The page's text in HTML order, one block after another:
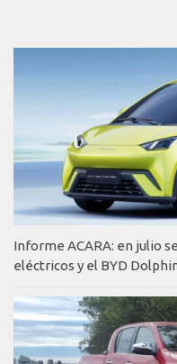
Informe ACARA: en julio
eléctricos y el BYD